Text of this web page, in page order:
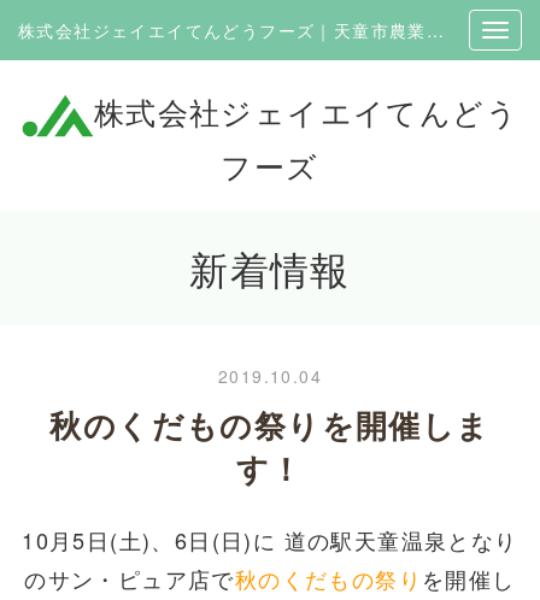
株式会社ジェイエイてんどうフーズ｜天童市農業協同組合100％出資の企業
株式会社ジェイエイてんどう
フーズ
新着情報
2019.10.04
秋のくだもの祭りを開催しま
す！
10月5日(土)、6日(日)に 道の駅天童温泉となり
のサン・ピュア店で秋のくだもの祭り を開催し